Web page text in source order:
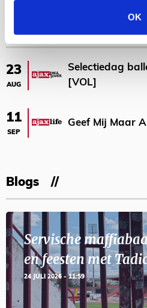
OK
AGENDA
23
AUG
Selectiedag
[VOL]
11
SEP
Geef Mij Maar
Blogs
Servische
en feesten met
24 JULI 2026 - 11:59